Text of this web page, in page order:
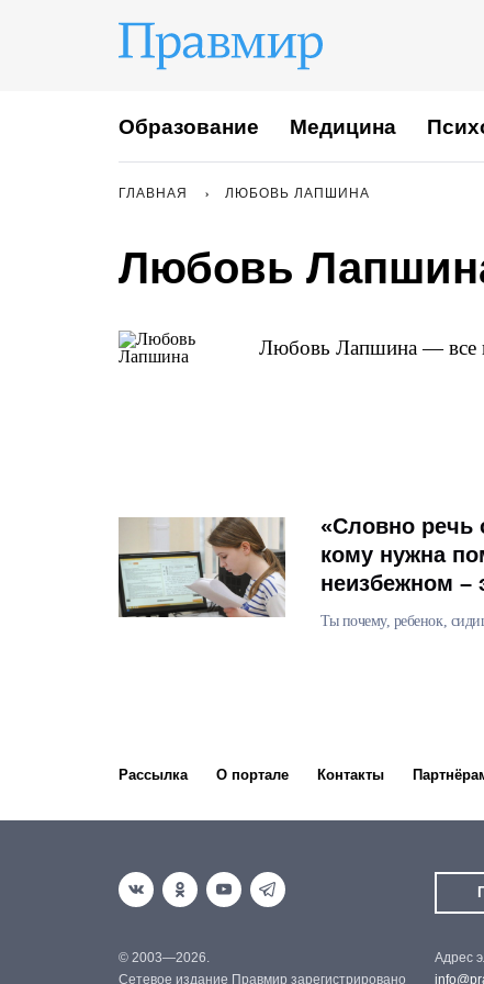
Образование Медицина
ГЛАВНАЯ ЛЮБОВЬ ЛАПШИНА
Любовь
Любовь Лапшина — все
«Словно речь
кому нужна
неизбежном –
Ты почему, ребенок,
Рассылка О портале Контакты
© 2003—2026.
Сетевое издание Правмир зарегистрировано
Адрес